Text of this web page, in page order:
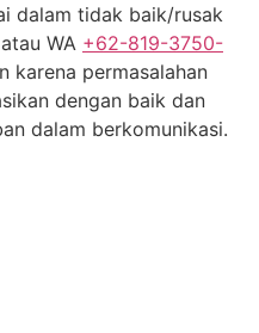
dalam tidak baik/rusak
WA +62-819-3750-
karena permasalahan
dengan baik dan
dalam berkomunikasi.